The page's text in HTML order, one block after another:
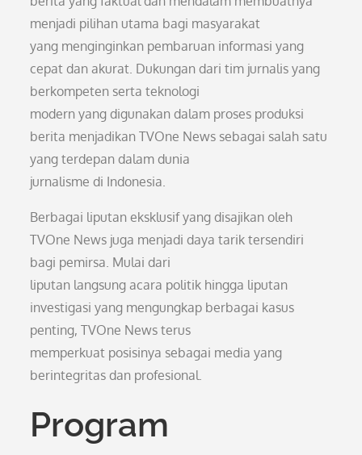
menjadi pilihan utama bagi masyarakat
yang menginginkan pembaruan informasi yang
cepat dan akurat. Dukungan dari tim jurnalis yang
berkompeten serta teknologi
modern yang digunakan dalam proses produksi
berita menjadikan TVOne News sebagai salah satu
yang terdepan dalam dunia
jurnalisme di Indonesia.
Berbagai liputan eksklusif yang disajikan oleh
TVOne News juga menjadi daya tarik tersendiri
bagi pemirsa. Mulai dari
liputan langsung acara politik hingga liputan
investigasi yang mengungkap berbagai kasus
penting, TVOne News terus
memperkuat posisinya sebagai media yang
berintegritas dan profesional.
Program